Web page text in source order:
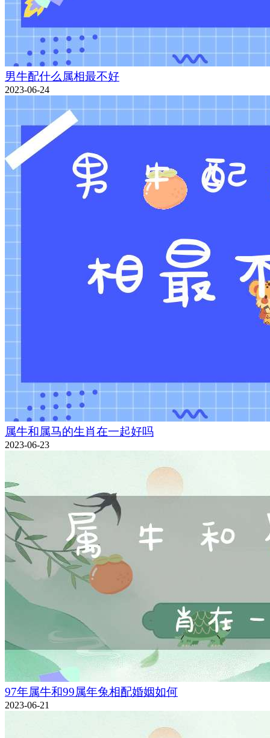
男牛配什么属相最不好
2023-06-24
属牛和属马的生肖在一起好吗
2023-06-23
97年属牛和99属年兔相配婚姻如何
2023-06-21